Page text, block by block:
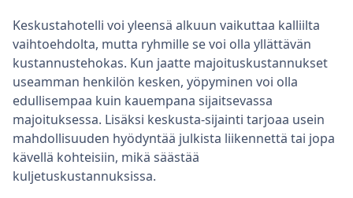
Keskustahotelli voi yleensä alkuun vaikuttaa kalliilta
vaihtoehdolta, mutta ryhmille se voi olla yllättävän
kustannustehokas. Kun jaatte majoituskustannukset
useamman henkilön kesken, yöpyminen voi olla
edullisempaa kuin kauempana sijaitsevassa
majoituksessa. Lisäksi keskusta-sijainti tarjoaa usein
mahdollisuuden hyödyntää julkista liikennettä tai jopa
kävellä kohteisiin, mikä säästää
kuljetuskustannuksissa.